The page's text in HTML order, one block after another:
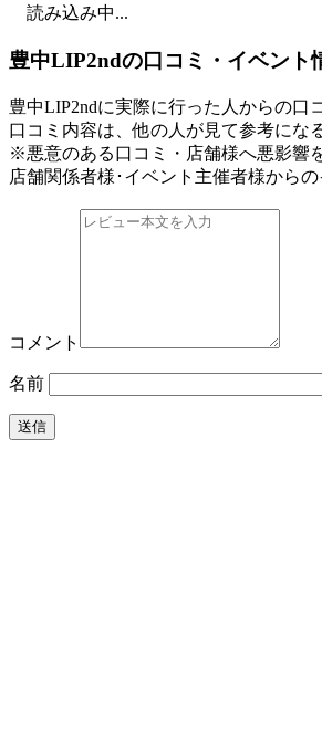
読み込み中...
豊中LIP2ndの口コミ・イベント
豊中LIP2ndに実際に行った人からの口
口コミ内容は、他の人が見て参考にな
※悪意のある口コミ・店舗様へ悪影響
店舗関係者様･イベント主催者様から
コメント
名前